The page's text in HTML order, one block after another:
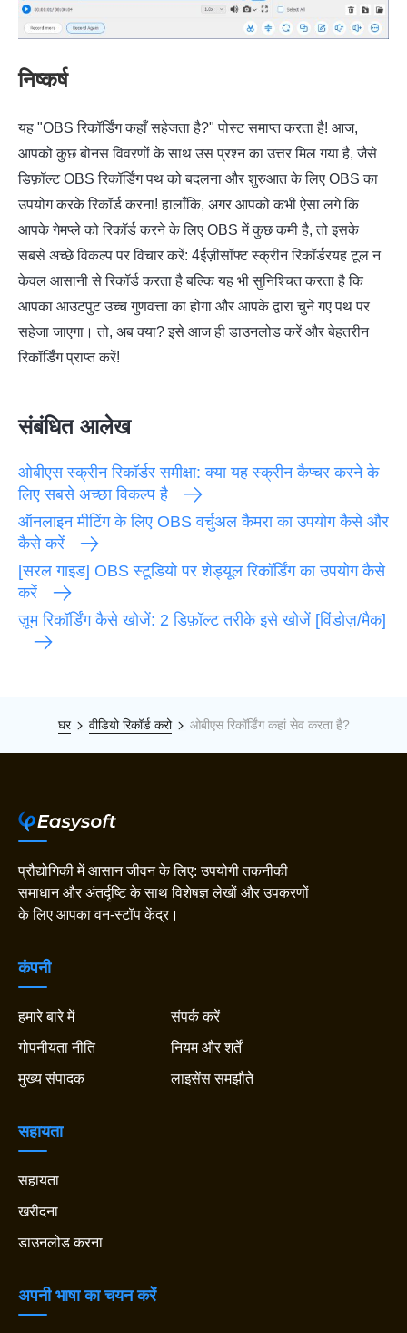
निष्कर्ष
यह "OBS रिकॉर्डिंग कहाँ सहेजता है?" पोस्ट समाप्त करता है! आज,
आपको कुछ बोनस विवरणों के साथ उस प्रश्न का उत्तर मिल गया है, जैसे
डिफ़ॉल्ट OBS रिकॉर्डिंग पथ को बदलना और शुरुआत के लिए OBS का
उपयोग करके रिकॉर्ड करना! हालाँकि, अगर आपको कभी ऐसा लगे कि
आपके गेमप्ले को रिकॉर्ड करने के लिए OBS में कुछ कमी है, तो इसके
सबसे अच्छे विकल्प पर विचार करें: 4ईज़ीसॉफ्ट स्क्रीन रिकॉर्डरयह टूल न
केवल आसानी से रिकॉर्ड करता है बल्कि यह भी सुनिश्चित करता है कि
आपका आउटपुट उच्च गुणवत्ता का होगा और आपके द्वारा चुने गए पथ पर
सहेजा जाएगा। तो, अब क्या? इसे आज ही डाउनलोड करें और बेहतरीन
रिकॉर्डिंग प्राप्त करें!
संबंधित आलेख
ओबीएस स्क्रीन रिकॉर्डर समीक्षा: क्या यह स्क्रीन कैप्चर करने के
लिए सबसे अच्छा विकल्प है
ऑनलाइन मीटिंग के लिए OBS वर्चुअल कैमरा का उपयोग कैसे और
कैसे करें
[सरल गाइड] OBS स्टूडियो पर शेड्यूल रिकॉर्डिंग का उपयोग कैसे
करें
ज़ूम रिकॉर्डिंग कैसे खोजें: 2 डिफ़ॉल्ट तरीके इसे खोजें [विंडोज़/मैक]
घर वीडियो रिकॉर्ड करो ओबीएस रिकॉर्डिंग कहां सेव करता है?
प्रौद्योगिकी में आसान जीवन के लिए: उपयोगी तकनीकी
समाधान और अंतर्दृष्टि के साथ विशेषज्ञ लेखों और उपकरणों
के लिए आपका वन-स्टॉप केंद्र।
कंपनी
हमारे बारे में
संपर्क करें
गोपनीयता नीति
नियम और शर्तें
मुख्य संपादक
लाइसेंस समझौते
सहायता
सहायता
खरीदना
डाउनलोड करना
अपनी भाषा का चयन करें